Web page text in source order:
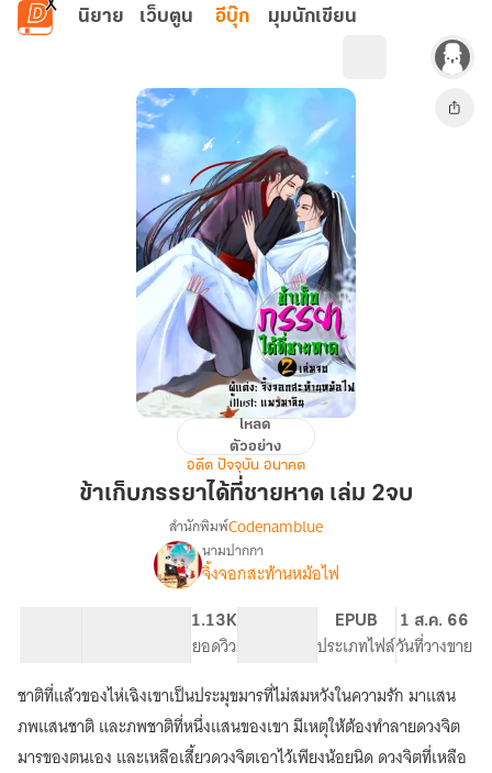
ข้ามไปยังเนื้อหาหลัก
นิยาย เว็บตูน อีบุ๊ก มุมนักเขียน
ภรรยา
ชายหาด
เล่ม
2จบ
โหลด
ตัวอย่าง
อดีต ปัจจุบัน อนาคต
ข้าเก็บภรรยาได้ที่ชายหาด เล่ม 2จบ
เรื่อง[END]
ข้า
(Mpreg)
สำนักพิมพ์Codenamblue
นามปากกา
จิ้งจอกสะท้านหม้อไฟ
1.13K
ยอดวิว
EPUB
ประเภทไฟล์
1 ส.ค. 66
วันที่วางขาย
ชาติที่แล้วของไห่เฉิงเขาเป็นประมุขมารที่ไม่สมหวังในความรัก มาแสน
ภพแสนชาติ และภพชาติที่หนึ่งแสนของเขา มีเหตุให้ต้องทำลายดวงจิต
มารของตนเอง และเหลือเสี้ยวดวงจิตเอาไว้เพียงน้อยนิด ดวงจิตที่เหลือ